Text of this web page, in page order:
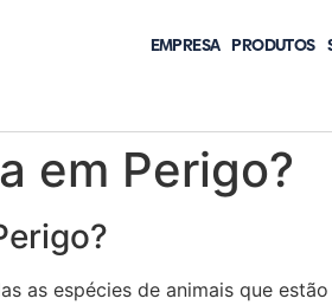
EMPRESA PRODUTOS
em Perigo?
as espécies de animais que